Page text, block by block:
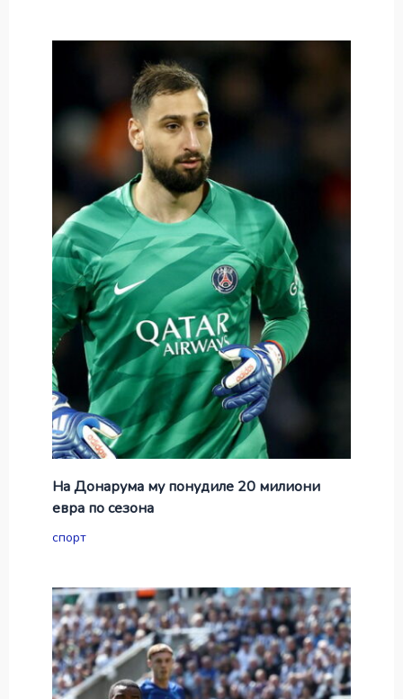
На Донарума му понудиле 20 милиони
евра по сезона
спорт